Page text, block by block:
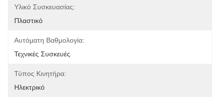
Υλικό Συσκευασίας:
Πλαστικό
Αυτόματη Βαθμολογία:
Τεχνικές Συσκευές
Τύπος Κινητήρα:
Ηλεκτρικό